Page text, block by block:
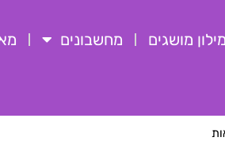
מילון מושגים מחשבונים